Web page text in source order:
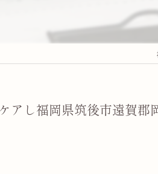
アし福岡県筑後市遠賀